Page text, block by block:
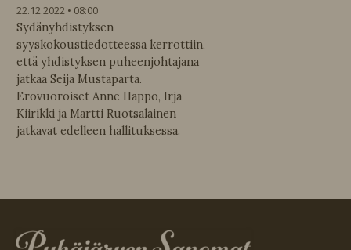
22.12.2022
08:00
Sydänyhdistyksen
syyskokoustiedotteessa kerrottiin,
että yhdistyksen puheenjohtajana
jatkaa Seija Mustaparta.
Erovuoroiset Anne Happo, Irja
Kiirikki ja Martti Ruotsalainen
jatkavat edelleen hallituksessa.